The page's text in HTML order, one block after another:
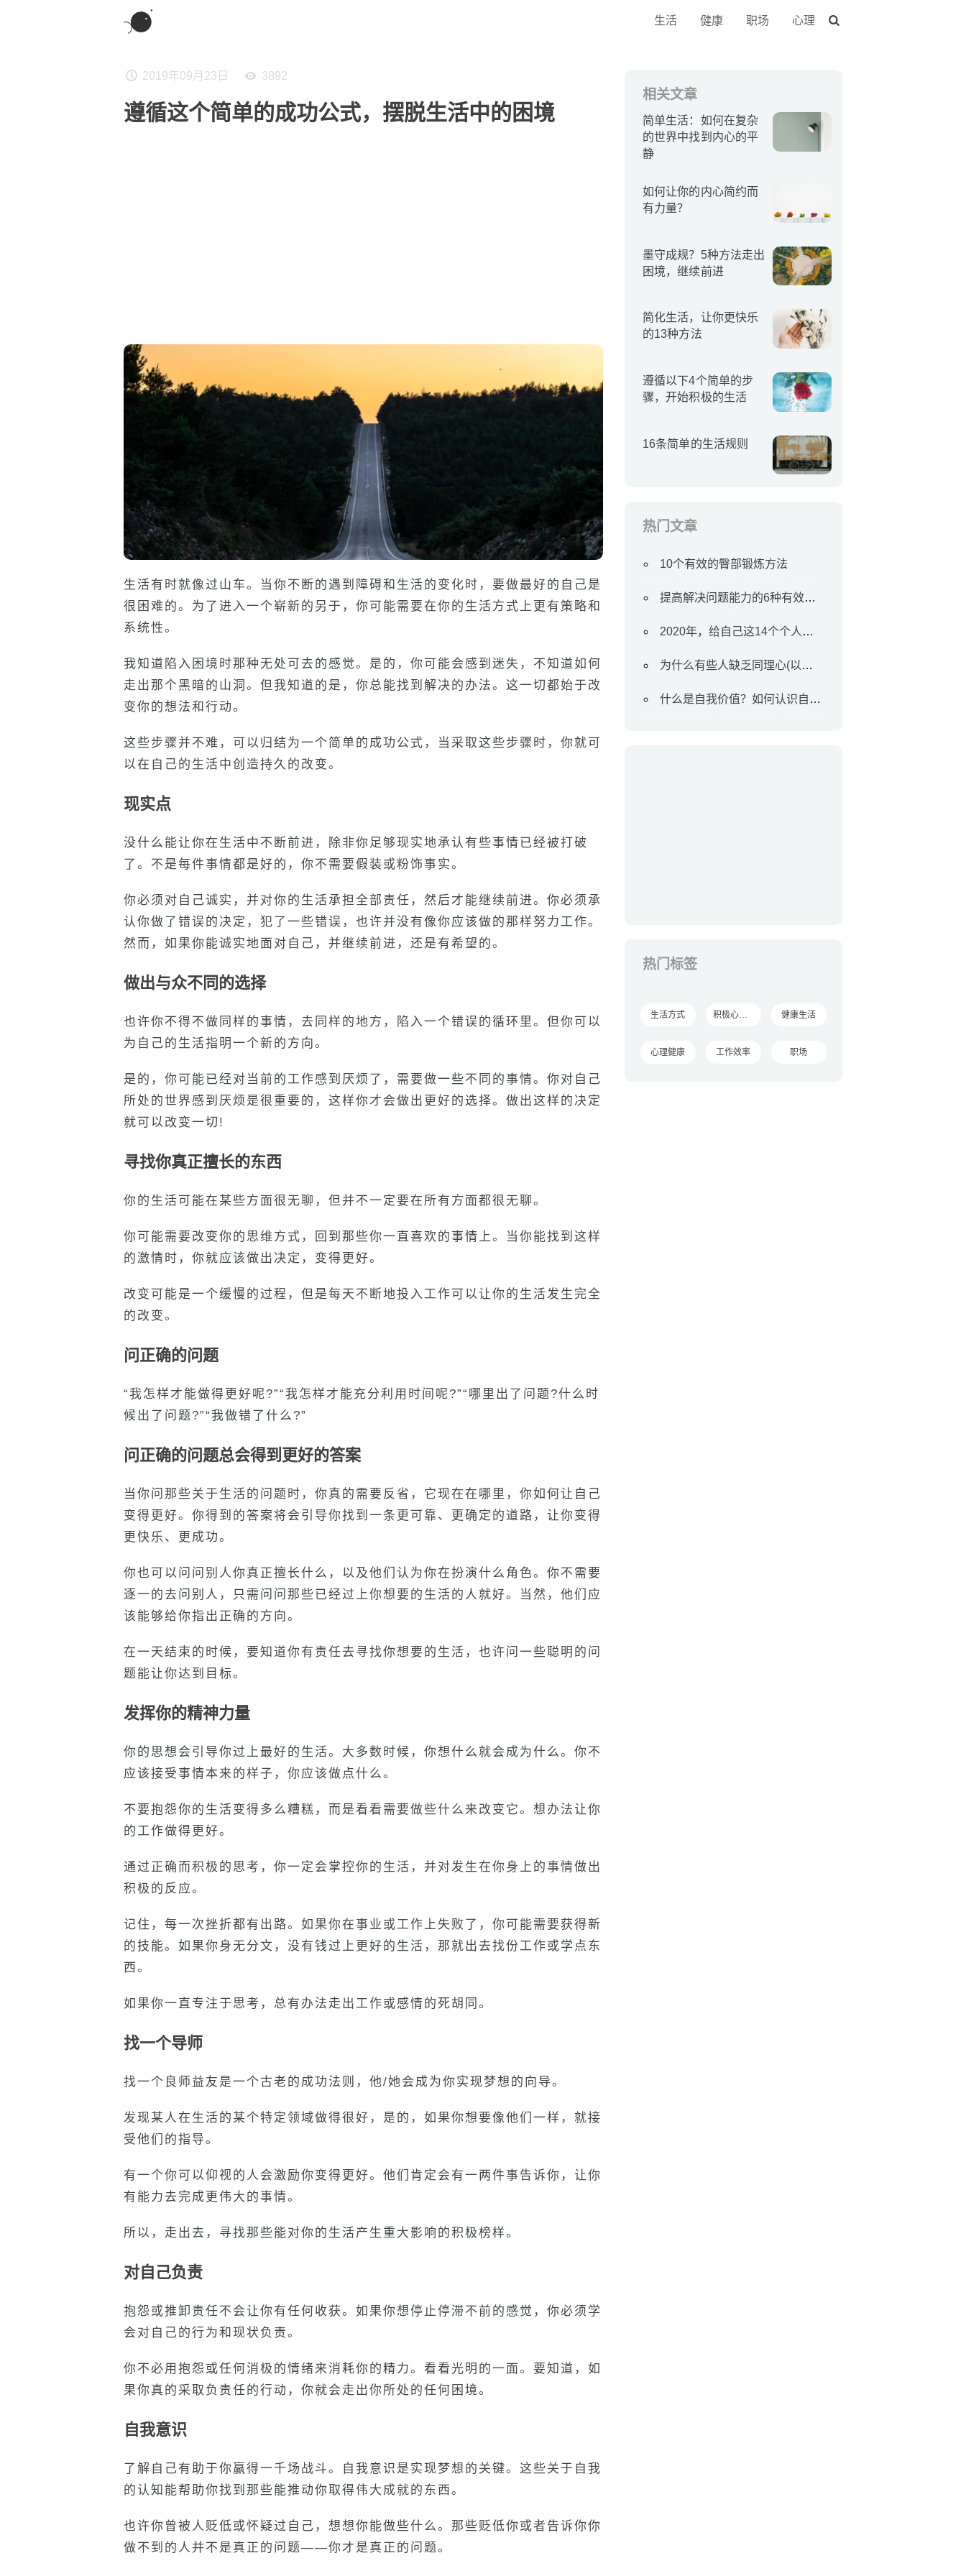
生活 健康 职场 心理
2019年09月23日 3892
遵循这个简单的成功公式，摆脱生活中的困境
生活有时就像过山车。当你不断的遇到障碍和生活的变化时，要做最好的自己是
很困难的。为了进入一个崭新的另于，你可能需要在你的生活方式上更有策略和
系统性。
我知道陷入困境时那种无处可去的感觉。是的，你可能会感到迷失，不知道如何
走出那个黑暗的山洞。但我知道的是，你总能找到解决的办法。这一切都始于改
变你的想法和行动。
这些步骤并不难，可以归结为一个简单的成功公式，当采取这些步骤时，你就可
以在自己的生活中创造持久的改变。
现实点
没什么能让你在生活中不断前进，除非你足够现实地承认有些事情已经被打破
了。不是每件事情都是好的，你不需要假装或粉饰事实。
你必须对自己诚实，并对你的生活承担全部责任，然后才能继续前进。你必须承
认你做了错误的决定，犯了一些错误，也许并没有像你应该做的那样努力工作。
然而，如果你能诚实地面对自己，并继续前进，还是有希望的。
做出与众不同的选择
也许你不得不做同样的事情，去同样的地方，陷入一个错误的循环里。但你可以
为自己的生活指明一个新的方向。
是的，你可能已经对当前的工作感到厌烦了，需要做一些不同的事情。你对自己
所处的世界感到厌烦是很重要的，这样你才会做出更好的选择。做出这样的决定
就可以改变一切!
寻找你真正擅长的东西
你的生活可能在某些方面很无聊，但并不一定要在所有方面都很无聊。
你可能需要改变你的思维方式，回到那些你一直喜欢的事情上。当你能找到这样
的激情时，你就应该做出决定，变得更好。
改变可能是一个缓慢的过程，但是每天不断地投入工作可以让你的生活发生完全
的改变。
问正确的问题
“我怎样才能做得更好呢?”“我怎样才能充分利用时间呢?”“哪里出了问题?什么时
候出了问题?”“我做错了什么?”
问正确的问题总会得到更好的答案
当你问那些关于生活的问题时，你真的需要反省，它现在在哪里，你如何让自己
变得更好。你得到的答案将会引导你找到一条更可靠、更确定的道路，让你变得
更快乐、更成功。
你也可以问问别人你真正擅长什么，以及他们认为你在扮演什么角色。你不需要
逐一的去问别人，只需问问那些已经过上你想要的生活的人就好。当然，他们应
该能够给你指出正确的方向。
在一天结束的时候，要知道你有责任去寻找你想要的生活，也许问一些聪明的问
题能让你达到目标。
发挥你的精神力量
你的思想会引导你过上最好的生活。大多数时候，你想什么就会成为什么。你不
应该接受事情本来的样子，你应该做点什么。
不要抱怨你的生活变得多么糟糕，而是看看需要做些什么来改变它。想办法让你
的工作做得更好。
通过正确而积极的思考，你一定会掌控你的生活，并对发生在你身上的事情做出
积极的反应。
记住，每一次挫折都有出路。如果你在事业或工作上失败了，你可能需要获得新
的技能。如果你身无分文，没有钱过上更好的生活，那就出去找份工作或学点东
西。
如果你一直专注于思考，总有办法走出工作或感情的死胡同。
找一个导师
找一个良师益友是一个古老的成功法则，他/她会成为你实现梦想的向导。
发现某人在生活的某个特定领域做得很好，是的，如果你想要像他们一样，就接
受他们的指导。
有一个你可以仰视的人会激励你变得更好。他们肯定会有一两件事告诉你，让你
有能力去完成更伟大的事情。
所以，走出去，寻找那些能对你的生活产生重大影响的积极榜样。
对自己负责
抱怨或推卸责任不会让你有任何收获。如果你想停止停滞不前的感觉，你必须学
会对自己的行为和现状负责。
你不必用抱怨或任何消极的情绪来消耗你的精力。看看光明的一面。要知道，如
果你真的采取负责任的行动，你就会走出你所处的任何困境。
自我意识
了解自己有助于你赢得一千场战斗。自我意识是实现梦想的关键。这些关于自我
的认知能帮助你找到那些能推动你取得伟大成就的东西。
也许你曾被人贬低或怀疑过自己，想想你能做些什么。那些贬低你或者告诉你你
做不到的人并不是真正的问题——你才是真正的问题。
相关文章
简单生活：如何在复杂
的世界中找到内心的平
静
如何让你的内心简约而
有力量？
墨守成规？5种方法走出
困境，继续前进
简化生活，让你更快乐
的13种方法
遵循以下4个简单的步
骤，开始积极的生活
16条简单的生活规则
热门文章
10个有效的臀部锻炼方法
提高解决问题能力的6种有效方法
2020年，给自己这14个个人目标
为什么有些人缺乏同理心(以及如何对待他们)
什么是自我价值？如何认识自我价值
热门标签
生活方式 积极心理学 健康生活
心理健康 工作效率 职场